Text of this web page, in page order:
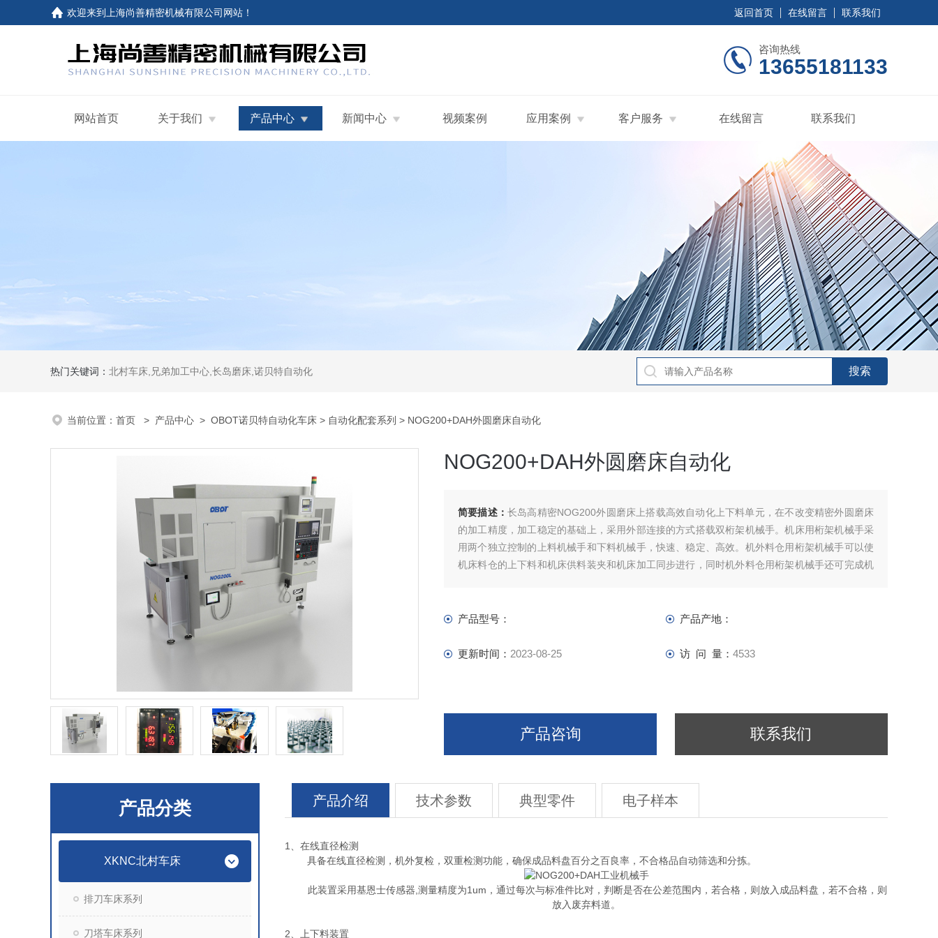
欢迎来到 上海尚善精密机械有限公司网站 ！ 返回首页 在线留言 联系我们
咨询热线
13655181133
网站首页 关于我们 产品中心 新闻中心 视频案例 应用案例 客户服务 在线留言 联系我们
热门关键词： 北村车床,兄弟加工中心,长岛磨床,诺贝特自动化
当前位置： 首页 > 产品中心 > OBOT诺贝特自动化车床 > 自动化配套系列 > NOG200+DAH外圆磨床自动化
NOG200+DAH外圆磨床自动化
简要描述：长岛高精密NOG200外圆磨床上搭载高效自动化上下料单元，在不改变精密外圆磨床
的加工精度，加工稳定的基础上，采用外部连接的方式搭载双桁架机械手。机床用桁架机械手采
用两个独立控制的上料机械手和下料机械手，快速、稳定、高效。机外料仓用桁架机械手可以使
机床料仓的上下料和机床供料装夹和机床加工同步进行，同时机外料仓用桁架机械手还可完成机
产品型号： 产品产地：
更新时间： 2023-08-25 访 问 量： 4533
产品咨询 联系我们
产品分类
XKNC北村车床
排刀车床系列
刀塔车床系列
产品介绍 技术参数 典型零件 电子样本
1、在线直径检测
具备在线直径检测，机外复检，双重检测功能，确保成品料盘百分之百良率，不合格品自动筛选和分拣。
此装置采用基恩士传感器,测量精度为1um，通过每次与标准件比对，判断是否在公差范围内，若合格，则放入成品料盘，若不合格，则
放入废弃料道。
2、上下料装置